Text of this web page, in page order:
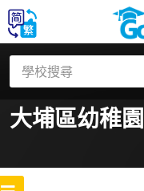
大埔區幼稚園